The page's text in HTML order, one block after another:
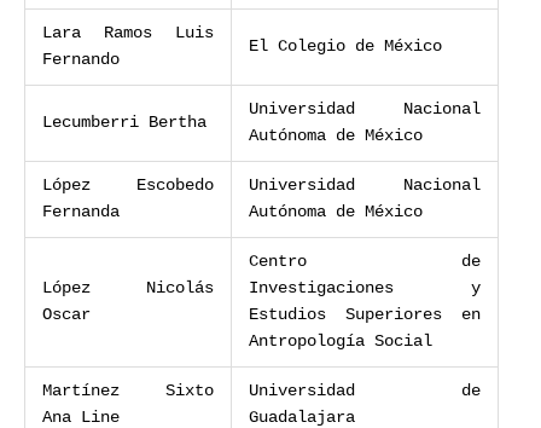
Lara Ramos Luis
Fernando
El Colegio de México
Lecumberri Bertha
Universidad Nacional
Autónoma de México
López Escobedo
Fernanda
Universidad Nacional
Autónoma de México
López Nicolás
Oscar
Centro de
Investigaciones y
Estudios Superiores en
Antropología Social
Martínez Sixto
Ana Line
Universidad de
Guadalajara